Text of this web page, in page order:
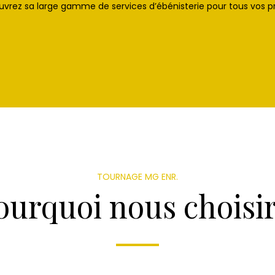
sa large gamme de services d’ébénisterie pour tous vos
TOURNAGE MG ENR.
nous